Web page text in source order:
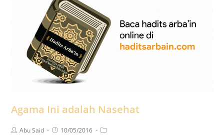
Agama Ini adalah Nasehat
Abu Said 10/05/2016